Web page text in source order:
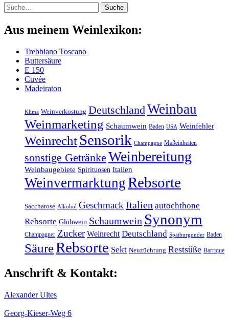
Suche Suche
Aus meinem Weinlexikon:
Trebbiano Toscano
Buttersäure
E 150
Cuvée
Madeiraton
Klima Weinverkostung DeutschlandWeinbau
Weinmarketing Schaumwein Baden USA Weinfehler
Weinrecht Sensorik Champagne Maßeinheiten
sonstige Getränke Weinbereitung
Weinbaugebiete Spirituosen Italien
WeinvermarktungRebsorte
Saccharose Alkohol Geschmack Italien autochthone
Rebsorte Glühwein Schaumwein Synonym
Champagner Zucker Weinrecht Deutschland Spätburgunder Baden
SäureRebsorte Sekt Neuzüchtung Restsüße Barrique
Anschrift & Kontakt:
Alexander Ultes
Georg-Kieser-Weg 6